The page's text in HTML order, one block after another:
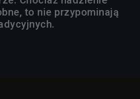
to nie przypominają